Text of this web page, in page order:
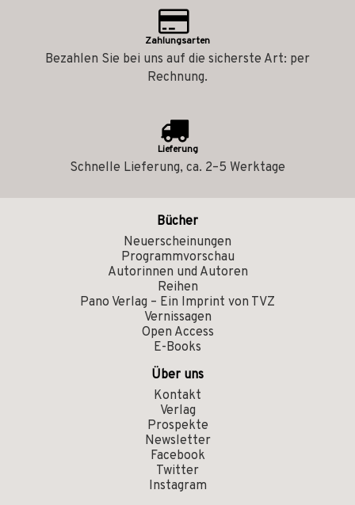
Zahlungsarten
Bezahlen Sie bei uns auf die sicherste Art: per
Rechnung.
Lieferung
Schnelle Lieferung, ca. 2–5 Werktage
Bücher
Neuerscheinungen
Programmvorschau
Autorinnen und Autoren
Reihen
Pano Verlag – Ein Imprint von TVZ
Vernissagen
Open Access
E-Books
Über uns
Kontakt
Verlag
Prospekte
Newsletter
Facebook
Twitter
Instagram